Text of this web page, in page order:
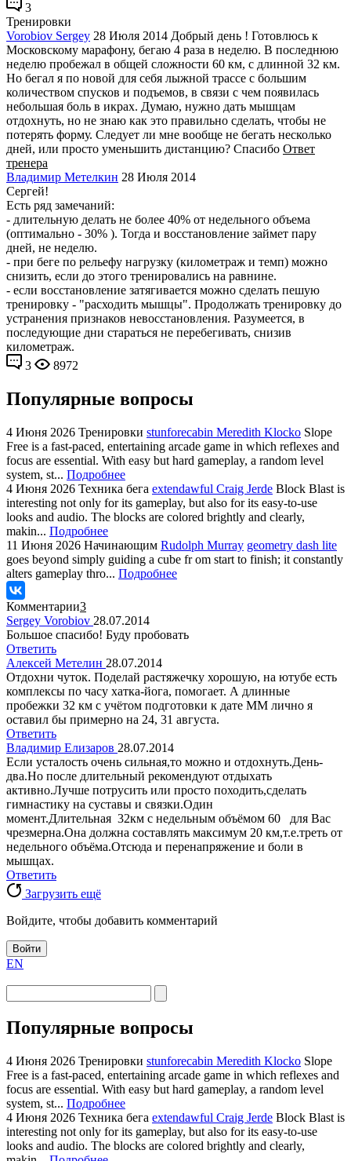
3
Тренировки
Vorobiov Sergey 28 Июля 2014 Добрый день ! Готовлюсь к
Московскому марафону, бегаю 4 раза в неделю. В последнюю
неделю пробежал в общей сложности 60 км, с длинной 32 км.
Но бегал я по новой для себя лыжной трассе с большим
количеством спусков и подъемов, в связи с чем появилась
небольшая боль в икрах. Думаю, нужно дать мышцам
отдохнуть, но не знаю как это правильно сделать, чтобы не
потерять форму. Следует ли мне вообще не бегать несколько
дней, или просто уменьшить дистанцию? Спасибо Ответ
тренера
Владимир Метелкин 28 Июля 2014
Сергей!
Есть ряд замечаний:
- длительную делать не более 40% от недельного объема
(оптимально - 30% ). Тогда и восстановление займет пару
дней, не неделю.
- при беге по рельефу нагрузку (километраж и темп) можно
снизить, если до этого тренировались на равнине.
- если восстановление затягивается можно сделать пешую
тренировку - "расходить мышцы". Продолжать тренировку до
устранения признаков невосстановления. Разумеется, в
последующие дни стараться не перебегивать, снизив
километраж.
3
8972
Популярные вопросы
4 Июня 2026 Тренировки stunforecabin Meredith Klocko Slope
Free is a fast-paced, entertaining arcade game in which reflexes and
focus are essential. With easy but hard gameplay, a random level
system, st... Подробнее
4 Июня 2026 Техника бега extendawful Craig Jerde Block Blast is
interesting not only for its gameplay, but also for its easy-to-use
looks and audio. The blocks are colored brightly and clearly,
makin... Подробнее
11 Июня 2026 Начинающим Rudolph Murray geometry dash lite
goes beyond simply guiding a cube fr om start to finish; it constantly
alters gameplay thro... Подробнее
Комментарии3
Sergey Vorobiov 28.07.2014
Большое спасибо! Буду пробовать
Ответить
Алексей Метелин 28.07.2014
Отдохни чуток. Поделай растяжечку хорошую, на ютубе есть
комплексы по часу хатка-йога, помогает. А длинные
пробежки 32 км с учётом подготовки к дате ММ лично я
оставил бы примерно на 24, 31 августа.
Ответить
Владимир Елизаров 28.07.2014
Если усталость очень сильная,то можно и отдохнуть.День-
два.Но после длительный рекомендуют отдыхать
активно.Лучше потрусить или просто походить,сделать
гимнастику на суставы и связки.Один
момент.Длительная 32км с недельным объёмом 60 для Вас
чрезмерна.Она должна составлять максимум 20 км,т.е.треть от
недельного объёма.Отсюда и перенапряжение и боли в
мышцах.
Ответить
Загрузить ещё
Войдите, чтобы добавить комментарий
Войти
EN
Популярные вопросы
4 Июня 2026 Тренировки stunforecabin Meredith Klocko Slope
Free is a fast-paced, entertaining arcade game in which reflexes and
focus are essential. With easy but hard gameplay, a random level
system, st... Подробнее
4 Июня 2026 Техника бега extendawful Craig Jerde Block Blast is
interesting not only for its gameplay, but also for its easy-to-use
looks and audio. The blocks are colored brightly and clearly,